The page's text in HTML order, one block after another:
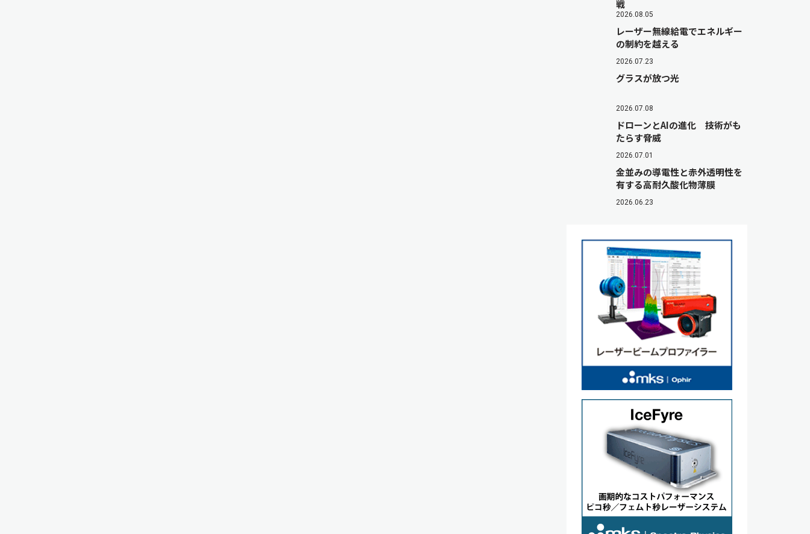
戦
2026.08.05
レーザー無線給電でエネルギー
の制約を越える
2026.07.23
グラスが放つ光
2026.07.08
ドローンとAIの進化 技術がも
たらす脅威
2026.07.01
金並みの導電性と赤外透明性を
有する高耐久酸化物薄膜
2026.06.23